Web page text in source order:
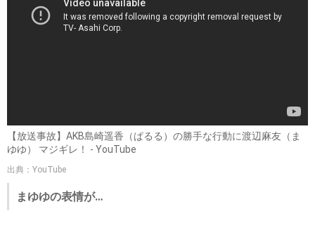
【放送事故】AKB島崎遥香（ぱるる）の勝手な行動に渡辺麻友（ま
ゆゆ） マジギレ！ - YouTube
出典：YouTube
まゆゆの表情が…